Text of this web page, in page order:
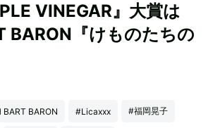
VINEGAR』大賞は
BARON『けものたちの
BART BARON #Licaxxx #福岡晃子